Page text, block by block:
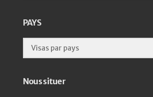
PAYS
Nous situer